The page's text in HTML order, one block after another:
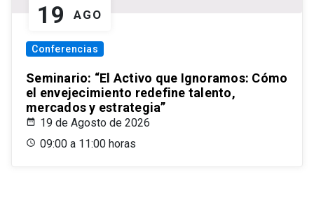
19 AGO
Conferencias
Seminario: “El Activo que Ignoramos: Cómo
el envejecimiento redefine talento,
mercados y estrategia”
19 de Agosto de 2026
09:00 a 11:00 horas